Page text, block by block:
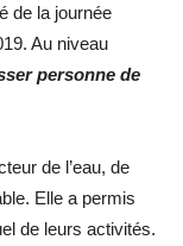
de la journée
Au niveau
personne de
de l’eau, de
Elle a permis
de leurs activités.